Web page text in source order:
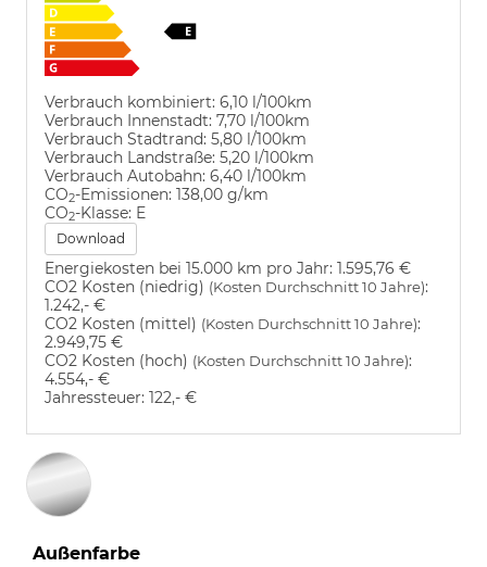
Verbrauch kombiniert: 6,10 l/100km
Verbrauch Innenstadt: 7,70 l/100km
Verbrauch Stadtrand: 5,80 l/100km
Verbrauch Landstraße: 5,20 l/100km
Verbrauch Autobahn: 6,40 l/100km
CO2-Emissionen: 138,00 g/km
CO2-Klasse: E
Download
Energiekosten bei 15.000 km pro Jahr: 1.595,76 €
CO2 Kosten (niedrig) (Kosten Durchschnitt 10 Jahre):
1.242,- €
CO2 Kosten (mittel) (Kosten Durchschnitt 10 Jahre):
2.949,75 €
CO2 Kosten (hoch) (Kosten Durchschnitt 10 Jahre):
4.554,- €
Jahressteuer: 122,- €
Außenfarbe